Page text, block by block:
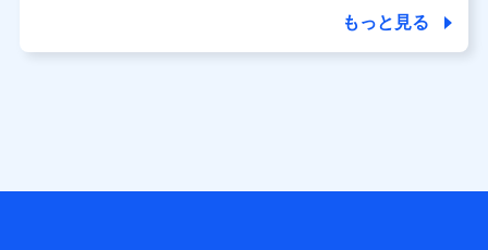
当社又は株式会社NTTドコモが提供する保険関連サービスに
もっと見る